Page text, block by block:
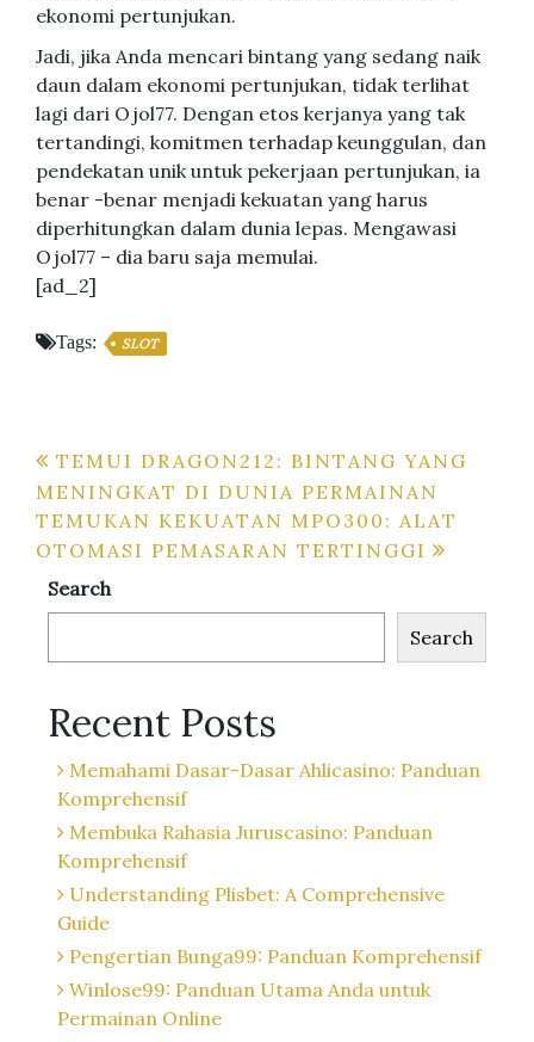
ekonomi pertunjukan.
Jadi, jika Anda mencari bintang yang sedang naik
daun dalam ekonomi pertunjukan, tidak terlihat
lagi dari Ojol77. Dengan etos kerjanya yang tak
tertandingi, komitmen terhadap keunggulan, dan
pendekatan unik untuk pekerjaan pertunjukan, ia
benar -benar menjadi kekuatan yang harus
diperhitungkan dalam dunia lepas. Mengawasi
Ojol77 – dia baru saja memulai.
[ad_2]
Tags: SLOT
Post
navigation
TEMUI DRAGON212: BINTANG YANG
MENINGKAT DI DUNIA PERMAINAN
TEMUKAN KEKUATAN MPO300: ALAT
OTOMASI PEMASARAN TERTINGGI
Search
Search
Recent Posts
Memahami Dasar-Dasar Ahlicasino: Panduan
Komprehensif
Membuka Rahasia Juruscasino: Panduan
Komprehensif
Understanding Plisbet: A Comprehensive
Guide
Pengertian Bunga99: Panduan Komprehensif
Winlose99: Panduan Utama Anda untuk
Permainan Online